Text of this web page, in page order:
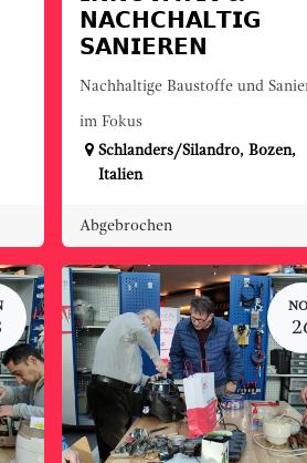
𝗡𝗔𝗖𝗛𝗖𝗛𝗔𝗟𝗧𝗜𝗚
𝗦𝗔𝗡𝗜𝗘𝗥𝗘𝗡
Nachhaltige Baustoffe und
im Fokus
Schlanders/Silandro,Bozen,
Italien
Abgebrochen